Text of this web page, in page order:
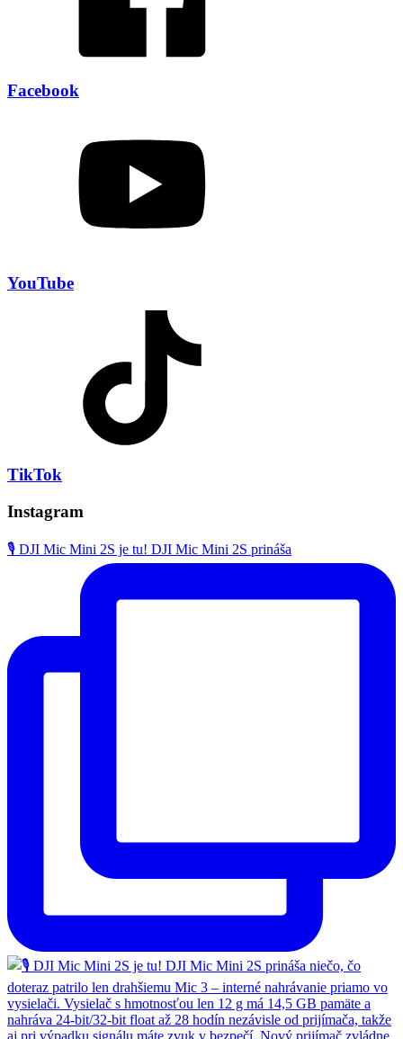
Facebook
YouTube
TikTok
Instagram
🎙️ DJI Mic Mini 2S je tu! DJI Mic Mini 2S prináša